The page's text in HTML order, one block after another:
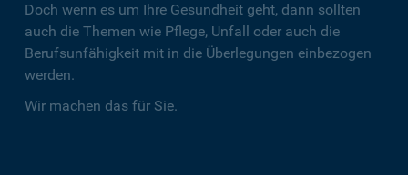
Doch wenn es um Ihre Gesundheit geht, dann sollten
auch die Themen wie Pflege, Unfall oder auch die
Berufsunfähigkeit mit in die Überlegungen einbezogen
werden.
Wir machen das für Sie.